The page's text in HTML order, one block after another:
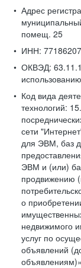
Адрес
помещ. 25
ИНН:
ОКВЭД:
Код вида
технологий:
сети
для ЭВМ, баз
ЭВМ и (или)
продвижению
о
недвижимого
услуг по
объявлений
объявлениям)»